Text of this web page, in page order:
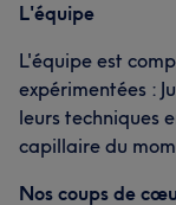
L'équipe
L'équipe est
expérimentées :
leurs techniques
capillaire du
Nos coups de